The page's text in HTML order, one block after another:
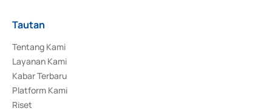
Tautan
Tentang Kami
Layanan Kami
Kabar Terbaru
Platform Kami
Riset